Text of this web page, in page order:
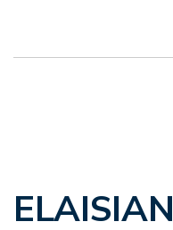
ELAISIAN